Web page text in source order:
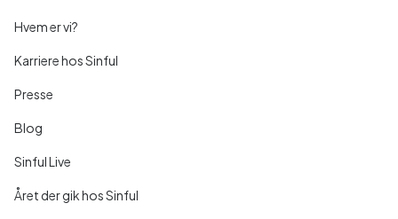
Hvem er vi?
Karriere hos Sinful
Presse
Blog
Sinful Live
Året der gik hos Sinful